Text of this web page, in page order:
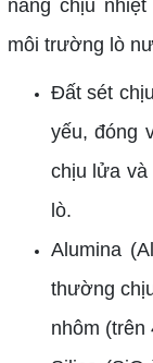
năng chịu
môi trường lò
Đất sét
yếu, đóng
chịu lửa và
lò.
Alumina
thường
nhôm (trên